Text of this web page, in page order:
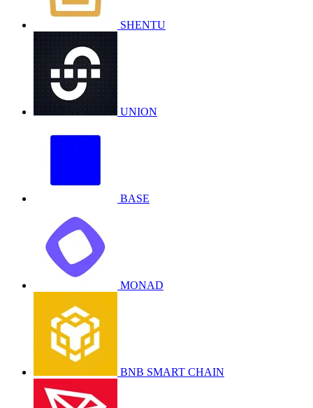
SHENTU
UNION
BASE
MONAD
BNB SMART CHAIN